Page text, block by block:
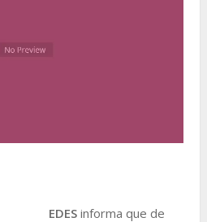
EDESinforma que de